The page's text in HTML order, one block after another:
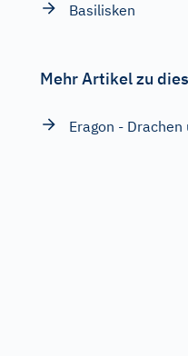
Basilisken
Mehr Artikel zu
Eragon -